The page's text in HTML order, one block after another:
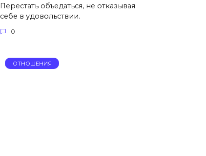
Перестать объедаться, не отказывая
себе в удовольствии.
0
ОТНОШЕНИЯ